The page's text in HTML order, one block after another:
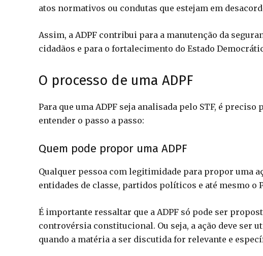
atos normativos ou condutas que estejam em
Assim, a ADPF contribui para a manutenção da
cidadãos e para o fortalecimento do Estado
O processo de uma ADPF
Para que uma ADPF seja analisada pelo STF, é
entender o passo a passo:
Quem pode propor uma ADPF
Qualquer pessoa com legitimidade para propor uma
entidades de classe, partidos políticos e até mesmo o
É importante ressaltar que a ADPF só pode ser
controvérsia constitucional. Ou seja, a ação deve ser
quando a matéria a ser discutida for relevante e